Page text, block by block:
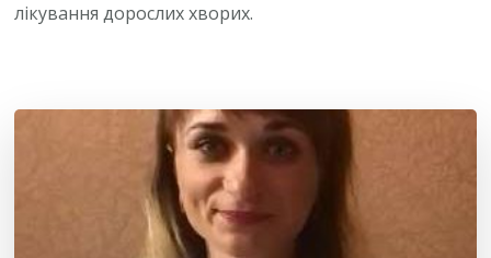
лікування дорослих хворих.